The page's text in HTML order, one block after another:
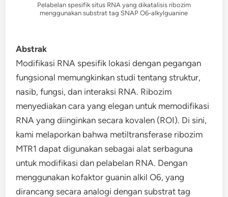
Pelabelan spesifik situs RNA yang dikatalisis ribozim
menggunakan substrat tag SNAP O6-alkylguanine
Abstrak
Modifikasi RNA spesifik lokasi dengan pegangan
fungsional memungkinkan studi tentang struktur,
nasib, fungsi, dan interaksi RNA. Ribozim
menyediakan cara yang elegan untuk memodifikasi
RNA yang diinginkan secara kovalen (ROI). Di sini,
kami melaporkan bahwa metiltransferase ribozim
MTR1 dapat digunakan sebagai alat serbaguna
untuk modifikasi dan pelabelan RNA. Dengan
menggunakan kofaktor guanin alkil O6, yang
dirancang secara analogi dengan substrat tag